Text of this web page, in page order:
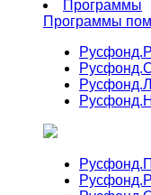
Программы
Программы
Русфонд.
Русфонд.
Русфонд.
Русфонд.
Русфонд.
Русфонд.